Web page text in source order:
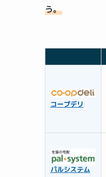
う。
コープデリ
パルシステム